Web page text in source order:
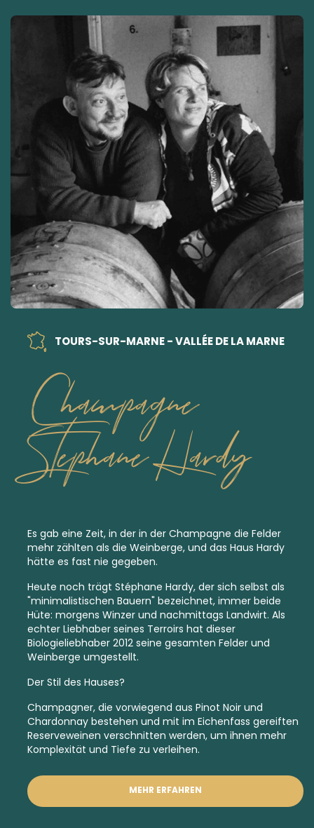
TOURS-SUR-MARNE - VALLÉE DE LA MARNE
Champagne
Stephane Hardy
Es gab eine Zeit, in der in der Champagne die Felder
mehr zählten als die Weinberge, und das Haus Hardy
hätte es fast nie gegeben.
Heute noch trägt Stéphane Hardy, der sich selbst als
"minimalistischen Bauern" bezeichnet, immer beide
Hüte: morgens Winzer und nachmittags Landwirt. Als
echter Liebhaber seines Terroirs hat dieser
Biologieliebhaber 2012 seine gesamten Felder und
Weinberge umgestellt.
Der Stil des Hauses?
Champagner, die vorwiegend aus Pinot Noir und
Chardonnay bestehen und mit im Eichenfass gereiften
Reserveweinen verschnitten werden, um ihnen mehr
Komplexität und Tiefe zu verleihen.
MEHR ERFAHREN